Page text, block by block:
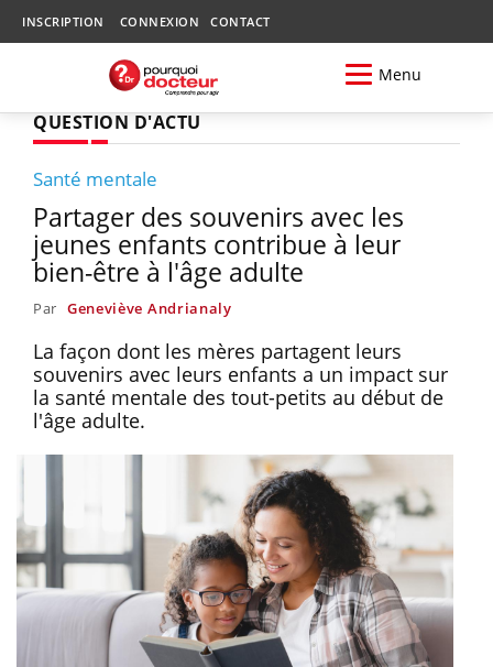
INSCRIPTION CONNEXION CONTACT
Menu
QUESTION D'ACTU
Santé mentale
Partager des souvenirs avec les
jeunes enfants contribue à leur
bien-être à l'âge adulte
Par Geneviève Andrianaly
La façon dont les mères partagent leurs
souvenirs avec leurs enfants a un impact sur
la santé mentale des tout-petits au début de
l'âge adulte.